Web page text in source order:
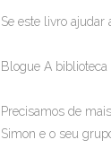
Se este livro
Blogue A biblioteca
Precisamos de
Simon e o seu